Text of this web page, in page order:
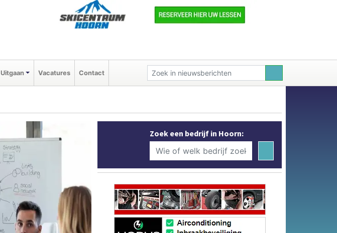
Uitgaan Vacatures Contact
Zoek een bedrijf in Hoorn: